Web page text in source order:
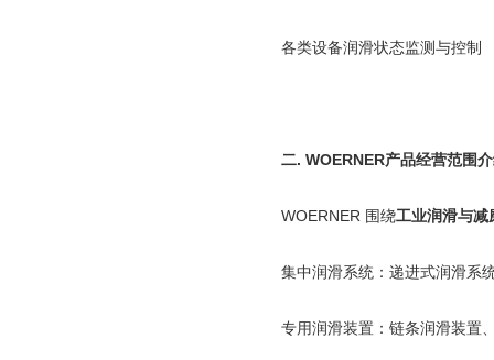
各类设备润滑状态监测与控制
二. WOERNER产品经营范围
WOERNER 围绕工业润滑与减
集中润滑系统：递进式润滑系
专用润滑装置：链条润滑装置